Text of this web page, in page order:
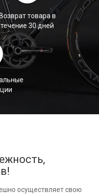
товара в
течение 30 дней
осуществляет свою